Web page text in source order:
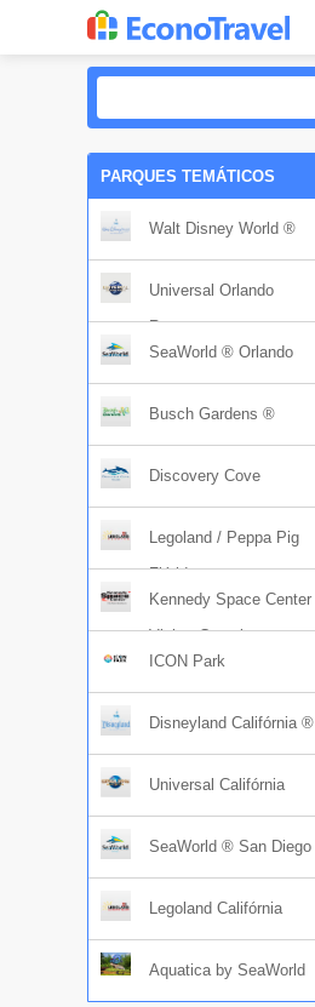
PARQUES TEMÁTICOS
Walt Disney World ®
Universal Orlando
Resort
SeaWorld ® Orlando
Busch Gardens ®
Discovery Cove
Legoland / Peppa Pig
Flórida
Kennedy Space Center
Visitor Complex
ICON Park
Disneyland Califórnia ®
Universal Califórnia
SeaWorld ® San Diego
Legoland Califórnia
Aquatica by SeaWorld